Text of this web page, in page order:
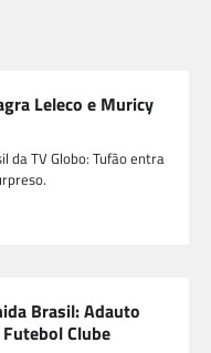
Leleco e Muricy
da TV Globo: Tufão entra
Brasil: Adauto
Clube